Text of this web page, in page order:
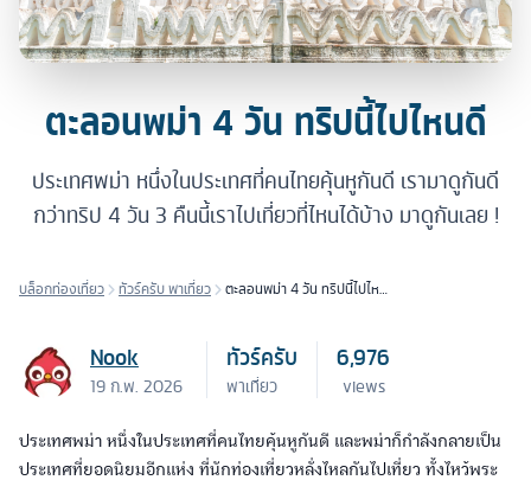
ตะลอนพม่า 4 วัน ทริปนี้ไปไหนดี
ประเทศพม่า หนึ่งในประเทศที่คนไทยคุ้นหูกันดี เรามาดูกันดี
กว่าทริป 4 วัน 3 คืนนี้เราไปเที่ยวที่ไหนได้บ้าง มาดูกันเลย !
บล็อกท่องเที่ยว ทัวร์ครับ พาเที่ยว
ตะลอนพม่า 4 วัน ทริปนี้ไปไหน
Nook
19 ก.พ. 2026
ทัวร์ครับ
พาเที่ยว
6,976
views
ประเทศพม่า หนึ่งในประเทศที่คนไทยคุ้นหูกันดี และพม่าก็กำลังกลายเป็น
ประเทศที่ยอดนิยมอีกแห่ง ที่นักท่องเที่ยวหลั่งไหลกันไปเที่ยว ทั้งไหว้พระ